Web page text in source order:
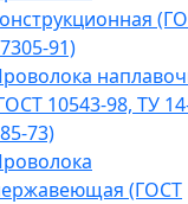
91)
10543-98, ТУ
73)
(ГОСТ